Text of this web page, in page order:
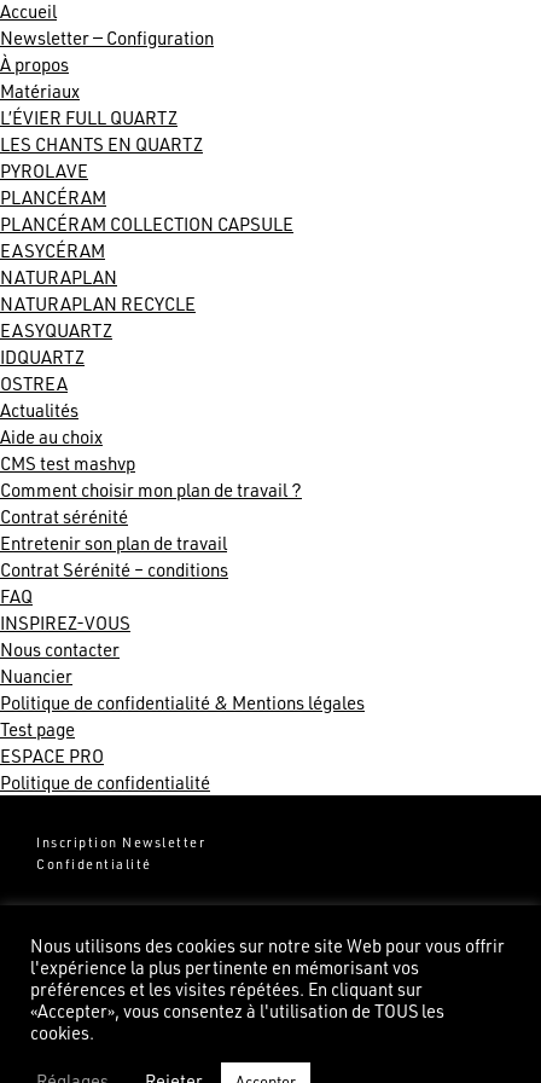
Accueil
Newsletter — Configuration
À propos
Matériaux
L’ÉVIER FULL QUARTZ
LES CHANTS EN QUARTZ
PYROLAVE
PLANCÉRAM
PLANCÉRAM COLLECTION CAPSULE
EASYCÉRAM
NATURAPLAN
NATURAPLAN RECYCLE
EASYQUARTZ
IDQUARTZ
OSTREA
Actualités
Aide au choix
CMS test mashvp
Comment choisir mon plan de travail ?
Contrat sérénité
Entretenir son plan de travail
Contrat Sérénité – conditions
FAQ
INSPIREZ-VOUS
Nous contacter
Nuancier
Politique de confidentialité & Mentions légales
Test page
ESPACE PRO
Politique de confidentialité
Inscription Newsletter
Confidentialité
Groupe Pierredeplan
82100 Castelsarrasin
Nous utilisons des cookies sur notre site Web pour vous offrir
l'expérience la plus pertinente en mémorisant vos
préférences et les visites répétées. En cliquant sur
«Accepter», vous consentez à l'utilisation de TOUS les
cookies.